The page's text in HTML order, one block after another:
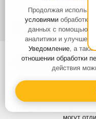
Задать вопрос Контакты
Интернет-сайт носит
публичной офертой,
Гражданского кодекса
стоимости товаров,
быть изменена в
может отличаться от
могут
Продолжая
условиями обработки
данных с помощью
аналитики и
Уведомление, а
отношении обработки
действия